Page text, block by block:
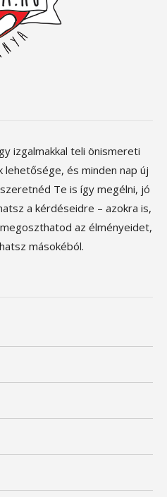
izgalmakkal teli önismereti
és minden nap új
Te is így megélni, jó
a kérdéseidre – azokra is,
az élményeidet,
másokéból.